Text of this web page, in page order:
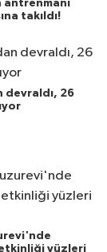
antrenmanı
takıldı!
devraldı, 26
yüzleri